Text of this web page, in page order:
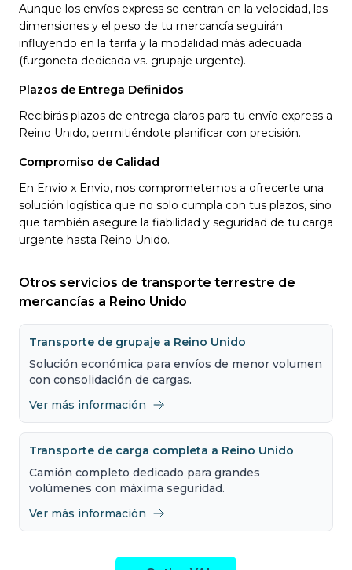
Aunque los envíos express se centran en la velocidad, las
dimensiones y el peso de tu mercancía seguirán
influyendo en la tarifa y la modalidad más adecuada
(furgoneta dedicada vs. grupaje urgente).
Plazos de Entrega Definidos
Recibirás plazos de entrega claros para tu envío express a
Reino Unido, permitiéndote planificar con precisión.
Compromiso de Calidad
En Envio x Envio, nos comprometemos a ofrecerte una
solución logística que no solo cumpla con tus plazos, sino
que también asegure la fiabilidad y seguridad de tu carga
urgente hasta Reino Unido.
Otros servicios de transporte terrestre de
mercancías a Reino Unido
Transporte de grupaje a Reino Unido
Solución económica para envíos de menor volumen
con consolidación de cargas.
Ver más información
Transporte de carga completa a Reino Unido
Camión completo dedicado para grandes
volúmenes con máxima seguridad.
Ver más información